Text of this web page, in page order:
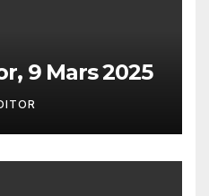
9 Mars 2025